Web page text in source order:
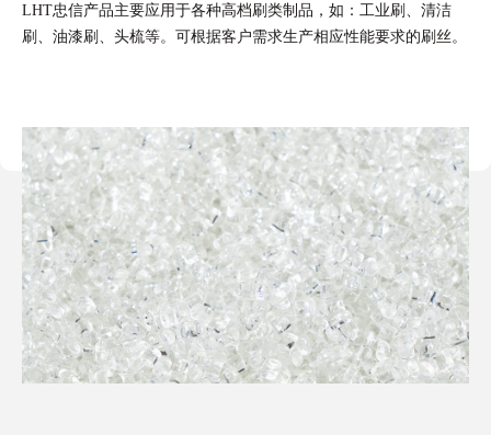
LHT忠信产品主要应用于各种高档刷类制品，如：工业刷、清洁
刷、油漆刷、头梳等。可根据客户需求生产相应性能要求的刷丝。